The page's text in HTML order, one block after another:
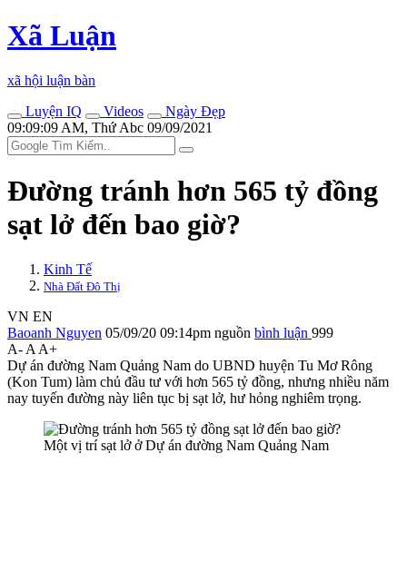
Xã Luận
xã hội luận bàn
Luyện IQ
Videos
Ngày Đẹp
09:09:09 AM, Thứ Abc 09/09/2021
Đường tránh hơn 565 tỷ đồng
sạt lở đến bao giờ?
Kinh Tế
Nhà Đất Đô Thị
VN EN
Baoanh Nguyen 05/09/20 09:14pm nguồn bình luận 999
A- A A+
Dự án đường Nam Quảng Nam do UBND huyện Tu Mơ Rông
(Kon Tum) làm chủ đầu tư với hơn 565 tỷ đồng, nhưng nhiều năm
nay tuyến đường này liên tục bị sạt lở, hư hỏng nghiêm trọng.
Một vị trí sạt lở ở Dự án đường Nam Quảng Nam